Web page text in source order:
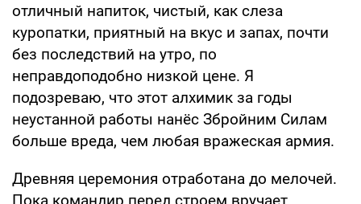
отличный напиток, чистый, как слеза
куропатки, приятный на вкус и запах, почти
без последствий на утро, по
неправдоподобно низкой цене. Я
подозреваю, что этот алхимик за годы
неустанной работы нанёс Збройним Силам
больше вреда, чем любая вражеская армия.
Древняя церемония отработана до мелочей.
Пока командир перед строем вручает